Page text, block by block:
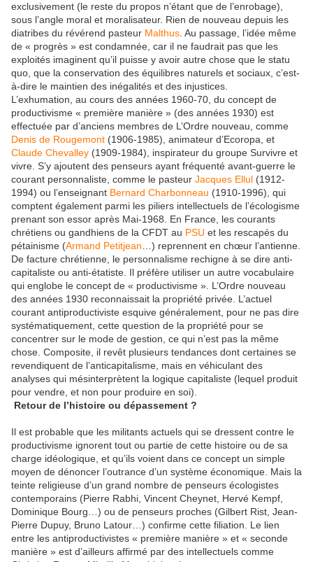
exclusivement (le reste du propos n’étant que de l’enrobage),
sous l’angle moral et moralisateur. Rien de nouveau depuis les
diatribes du révérend pasteur Malthus . Au passage, l’idée même
de « progrès » est condamnée, car il ne faudrait pas que les
exploités imaginent qu’il puisse y avoir autre chose que le statu
quo, que la conservation des équilibres naturels et sociaux, c’est-
à-dire le maintien des inégalités et des injustices.
L’exhumation, au cours des années 1960-70, du concept de
productivisme « première manière » (des années 1930) est
effectuée par d’anciens membres de L’Ordre nouveau, comme
Denis de Rougemont (1906-1985), animateur d’Ecoropa, et
Claude Chevalley (1909-1984), inspirateur du groupe Survivre et
vivre. S’y ajoutent des penseurs ayant fréquenté avant-guerre le
courant personnaliste, comme le pasteur Jacques Ellul (1912-
1994) ou l’enseignant Bernard Charbonneau (1910-1996), qui
comptent également parmi les piliers intellectuels de l’écologisme
prenant son essor après Mai-1968. En France, les courants
chrétiens ou gandhiens de la CFDT au PSU et les rescapés du
pétainisme (Armand Petitjean …) reprennent en chœur l’antienne.
De facture chrétienne, le personnalisme rechigne à se dire anti-
capitaliste ou anti-étatiste. Il préfère utiliser un autre vocabulaire
qui englobe le concept de « productivisme ». L’Ordre nouveau
des années 1930 reconnaissait la propriété privée. L’actuel
courant antiproductiviste esquive généralement, pour ne pas dire
systématiquement, cette question de la propriété pour se
concentrer sur le mode de gestion, ce qui n’est pas la même
chose. Composite, il revêt plusieurs tendances dont certaines se
revendiquent de l’anticapitalisme, mais en véhiculant des
analyses qui mésinterprètent la logique capitaliste (lequel produit
pour vendre, et non pour produire en soi).
Retour de l’histoire ou dépassement ?
Il est probable que les militants actuels qui se dressent contre le
productivisme ignorent tout ou partie de cette histoire ou de sa
charge idéologique, et qu’ils voient dans ce concept un simple
moyen de dénoncer l’outrance d’un système économique. Mais la
teinte religieuse d’un grand nombre de penseurs écologistes
contemporains (Pierre Rabhi, Vincent Cheynet, Hervé Kempf,
Dominique Bourg…) ou de penseurs proches (Gilbert Rist, Jean-
Pierre Dupuy, Bruno Latour…) confirme cette filiation. Le lien
entre les antiproductivistes « première manière » et « seconde
manière » est d’ailleurs affirmé par des intellectuels comme